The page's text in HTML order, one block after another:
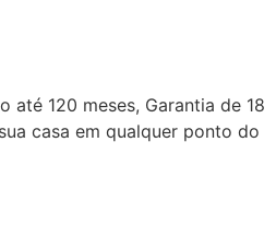
até 120 meses, Garantia de 18
casa em qualquer ponto do